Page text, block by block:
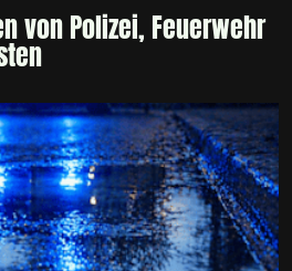
von Polizei, Feuerwehr